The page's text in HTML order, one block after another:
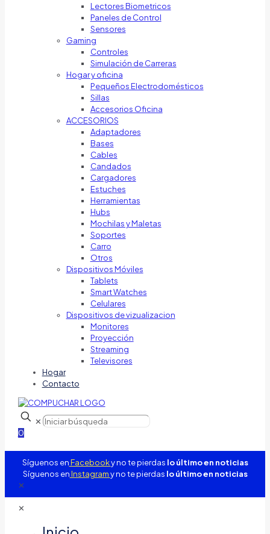
Lectores Biometricos
Paneles de Control
Sensores
Gaming
Controles
Simulación de Carreras
Hogar y oficina
Pequeños Electrodomésticos
Sillas
Accesorios Oficina
ACCESORIOS
Adaptadores
Bases
Cables
Candados
Cargadores
Estuches
Herramientas
Hubs
Mochilas y Maletas
Soportes
Carro
Otros
Dispositivos Móviles
Tablets
Smart Watches
Celulares
Dispositivos de vizualizacion
Monitores
Proyección
Streaming
Televisores
Hogar
Contacto
✕
0
Síguenos enFacebooky no te pierdas lo último en noticias
Síguenos enInstagramy no te pierdas lo último en noticias
✕
✕